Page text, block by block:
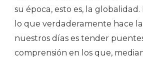
su época, esto es, la globalidad.
lo que verdaderamente hace
nuestros días es tender
comprensión en los que,